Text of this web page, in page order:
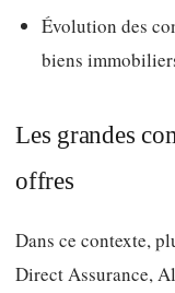
Évolution des
biens
Les grandes
offres
Dans ce contexte,
Direct Assurance,